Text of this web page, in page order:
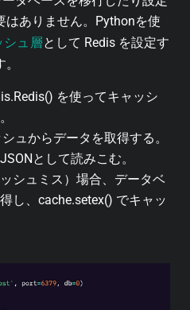
はありません。Pythonを使
シュ層として Redis を設定す
を使ってキャッシ
ュからデータを取得する。
として読みこむ。
シュミス）場合、データベ
し、cache.setex() でキャッ